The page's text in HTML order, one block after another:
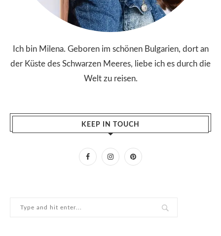
Ich bin Milena. Geboren im schönen Bulgarien, dort an
der Küste des Schwarzen Meeres, liebe ich es durch die
Welt zu reisen.
KEEP IN TOUCH